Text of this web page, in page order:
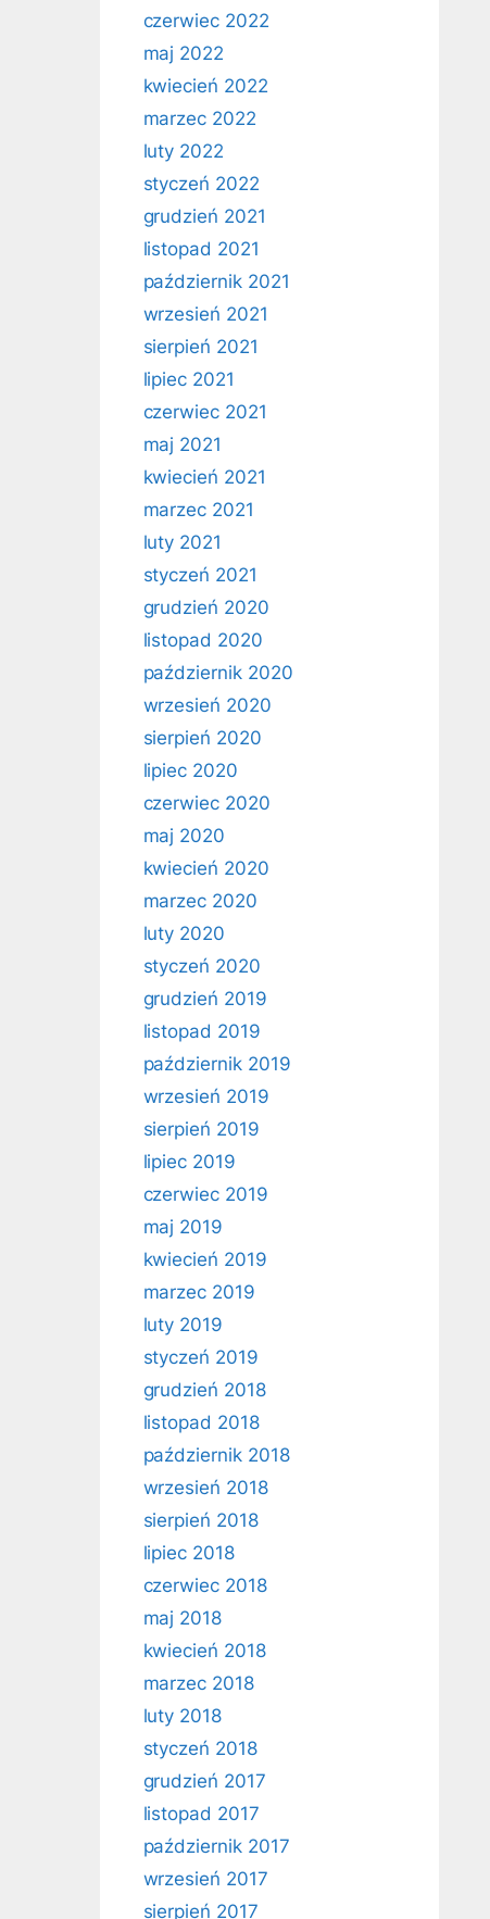
czerwiec 2022
maj 2022
kwiecień 2022
marzec 2022
luty 2022
styczeń 2022
grudzień 2021
listopad 2021
październik 2021
wrzesień 2021
sierpień 2021
lipiec 2021
czerwiec 2021
maj 2021
kwiecień 2021
marzec 2021
luty 2021
styczeń 2021
grudzień 2020
listopad 2020
październik 2020
wrzesień 2020
sierpień 2020
lipiec 2020
czerwiec 2020
maj 2020
kwiecień 2020
marzec 2020
luty 2020
styczeń 2020
grudzień 2019
listopad 2019
październik 2019
wrzesień 2019
sierpień 2019
lipiec 2019
czerwiec 2019
maj 2019
kwiecień 2019
marzec 2019
luty 2019
styczeń 2019
grudzień 2018
listopad 2018
październik 2018
wrzesień 2018
sierpień 2018
lipiec 2018
czerwiec 2018
maj 2018
kwiecień 2018
marzec 2018
luty 2018
styczeń 2018
grudzień 2017
listopad 2017
październik 2017
wrzesień 2017
sierpień 2017